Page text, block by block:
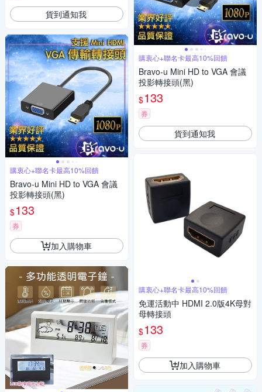
貨到通知我
購衷心+聯名卡最高10%回饋
Bravo-u Mini HD to VGA 會議
投影轉接頭(黑)
$133
券
加入購物車
購衷心+聯名卡最高10%回饋
Bravo-u Mini HD to VGA 會議
投影轉接頭(黑)
$133
券
貨到通知我
購衷心+聯名卡最高10%回饋
免運活動中 HDMI 2.0版4K母對
母轉接頭
$133
券
加入購物車